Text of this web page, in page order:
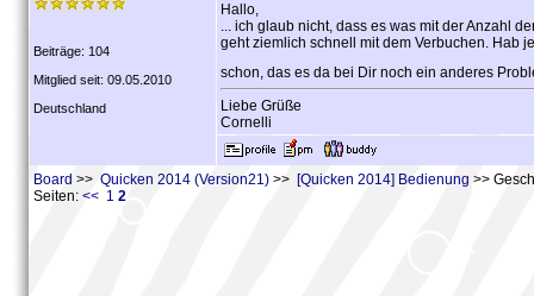
Beiträge: 104
Mitglied seit: 09.05.2010
Deutschland
Hallo,
... ich glaub nicht, dass es was mit der Anzahl
geht ziemlich schnell mit dem Verbuchen. Hab
schon, das es da bei Dir noch ein anderes
Liebe Grüße
Cornelli
Board >> Quicken 2014 (Version21) >> [Quicken 2014] Bedienung >>
Seiten: << 1 2